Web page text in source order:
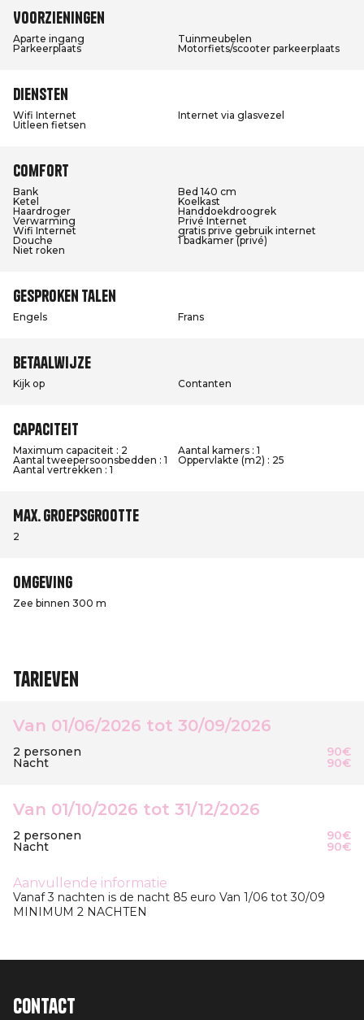
Voorzieningen
Aparte ingang
Tuinmeubelen
Parkeerplaats
Motorfiets/scooter parkeerplaats
Diensten
Wifi Internet
Internet via glasvezel
Uitleen fietsen
Comfort
Bank
Bed 140 cm
Ketel
Koelkast
Haardroger
Handdoekdroogrek
Verwarming
Privé Internet
Wifi Internet
gratis prive gebruik internet
Douche
1 badkamer (privé)
Niet roken
Gesproken talen
Engels Frans
Betaalwijze
Kijk op Contanten
Capaciteit
Maximum capaciteit : 2
Aantal kamers : 1
Aantal tweepersoonsbedden : 1
Oppervlakte (m2) : 25
Aantal vertrekken : 1
Max. groepsgrootte
2
Omgeving
Zee binnen 300 m
Tarieven
Van 01/06/2026 tot 30/09/2026
2 personen 90€
Nacht 90€
Van 01/10/2026 tot 31/12/2026
2 personen 90€
Nacht 90€
Aanvullende informatie
Vanaf 3 nachten is de nacht 85 euro Van 1/06 tot 30/09
MINIMUM 2 NACHTEN
Contact